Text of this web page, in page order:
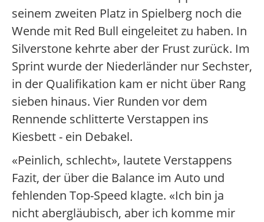
seinem zweiten Platz in Spielberg noch die
Wende mit Red Bull eingeleitet zu haben. In
Silverstone kehrte aber der Frust zurück. Im
Sprint wurde der Niederländer nur Sechster,
in der Qualifikation kam er nicht über Rang
sieben hinaus. Vier Runden vor dem
Rennende schlitterte Verstappen ins
Kiesbett - ein Debakel.
«Peinlich, schlecht», lautete Verstappens
Fazit, der über die Balance im Auto und
fehlenden Top-Speed klagte. «Ich bin ja
nicht abergläubisch, aber ich komme mir